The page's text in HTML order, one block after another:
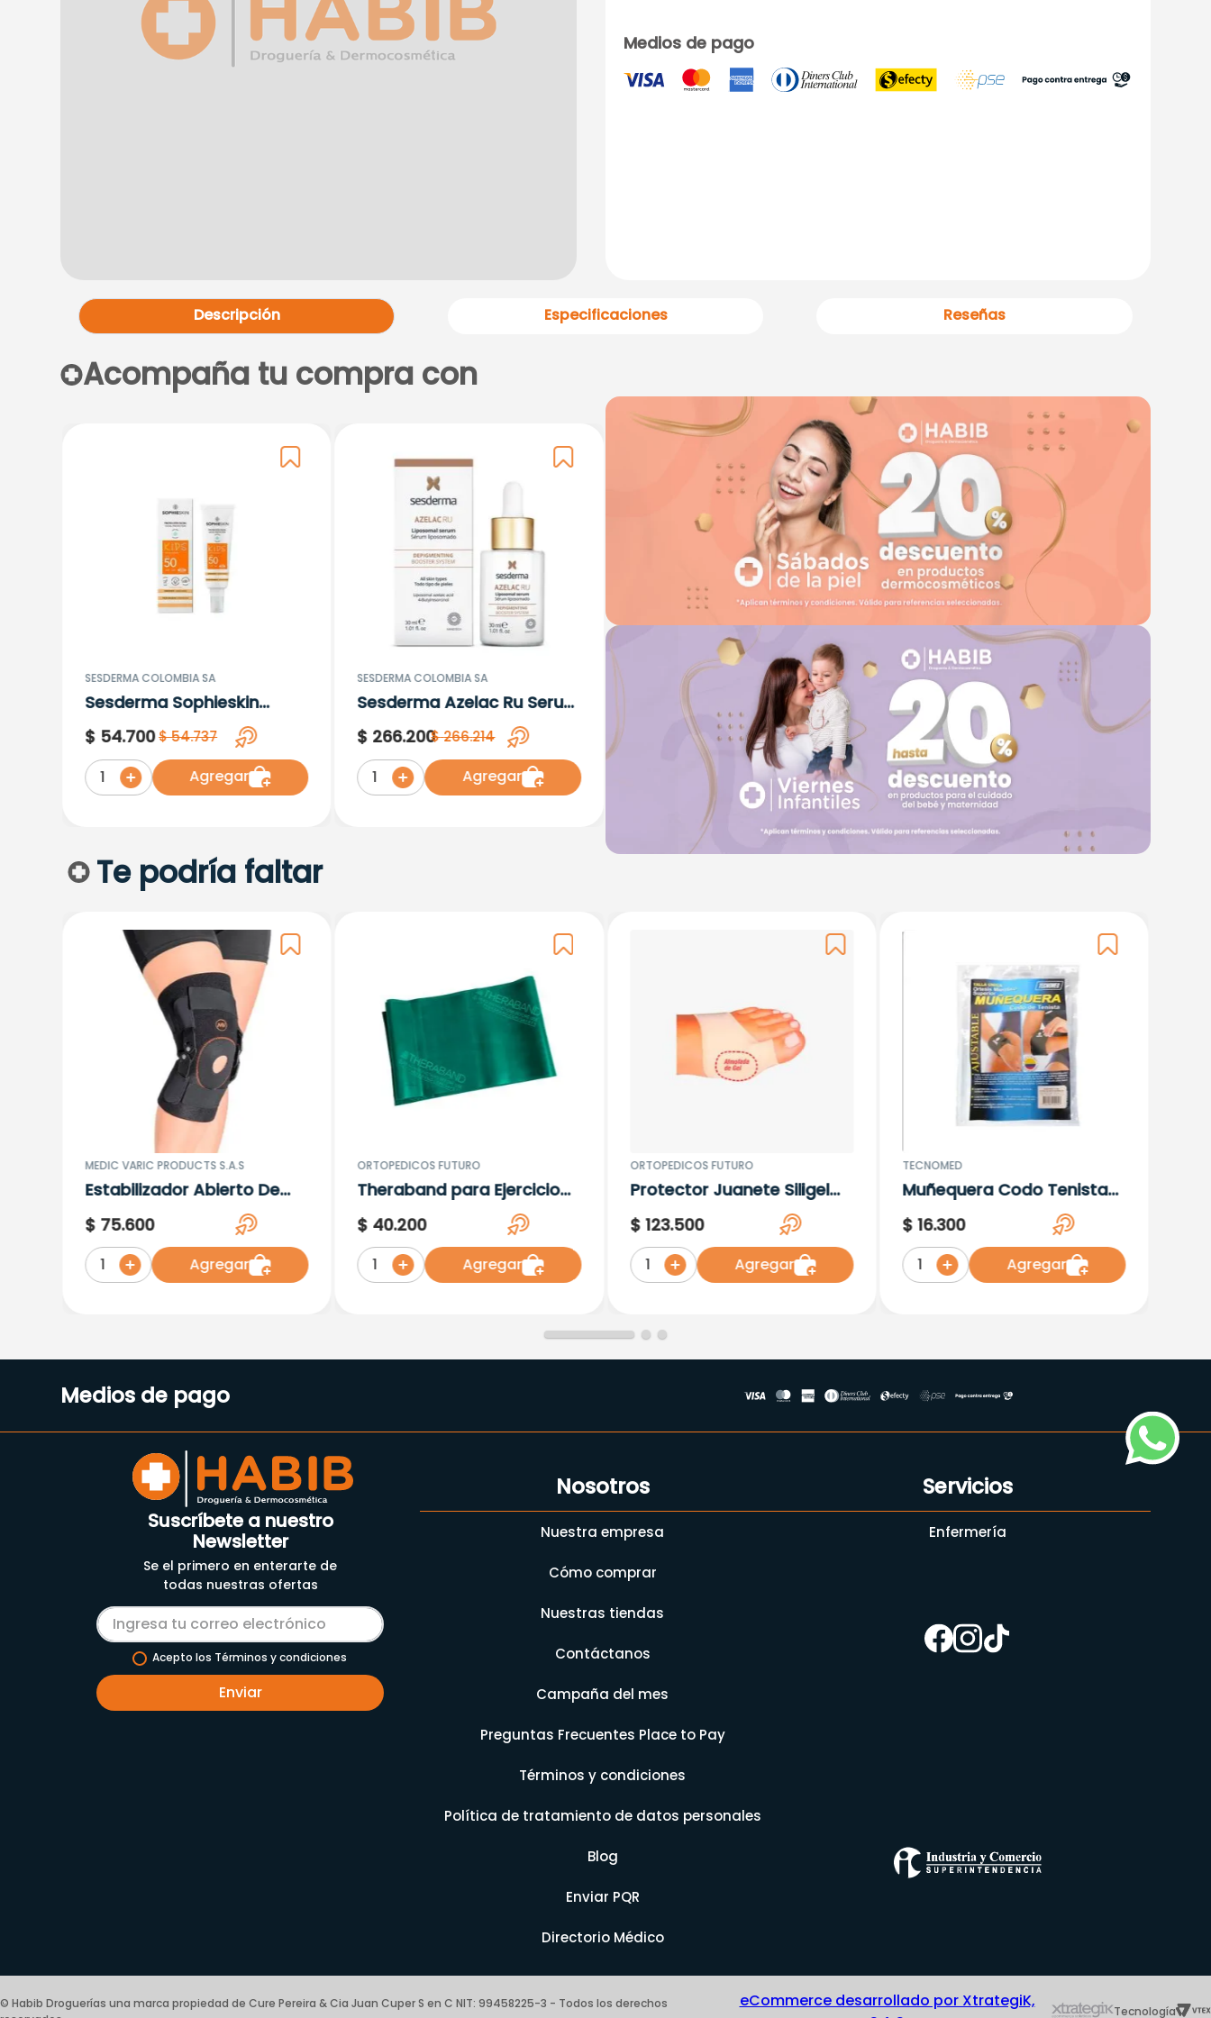
Medios de pago
Descripción Especificaciones Reseñas
Acompaña tu compra con
SESDERMA COLOMBIA SA
Sesderma Sophieskin
Proteccion Facial Kids
Hypoallergenic Spf 500
Moisturising
$ 54.700$54.737
1 Agregar
SESDERMA COLOMBIA SA
Sesderma Azelac Ru Serum
Liposomal x 30ml
$ 266.200$266.214
1 Agregar
Te podría faltar
MEDIC VARIC PRODUCTS S.A.S
Estabilizador Abierto De
Rodilla 10 Talla M/L Negro
Ref: 0746-1004
$ 75.600
1 Agregar
ORTOPEDICOS FUTURO
Theraband para Ejercicio
Verde 15 M Ref (5515)
$ 40.200
1 Agregar
ORTOPEDICOS FUTURO
Protector Juanete Siligel
Small
$ 123.500
1 Agregar
TECNOMED
Muñequera Codo Tenista
Ref 825300 Talla Unica
Tecnomed
$ 16.300
1 Agregar
Medios de pago
Suscríbete a nuestro
Newsletter
Se el primero en enterarte de
todas nuestras ofertas
Acepto los Términos y condiciones
Enviar
Nosotros
Nuestra empresa
Cómo comprar
Nuestras tiendas
Contáctanos
Campaña del mes
Preguntas Frecuentes Place to Pay
Términos y condiciones
Política de tratamiento de datos personales
Blog
Enviar PQR
Directorio Médico
Servicios
Enfermería
© Habib Droguerías una marca propiedad de Cure Pereira & Cia Juan Cuper S en C NIT: 99458225-3 - Todos los derechos
eCommerce desarrollado por XtrategiK,
Tecnología